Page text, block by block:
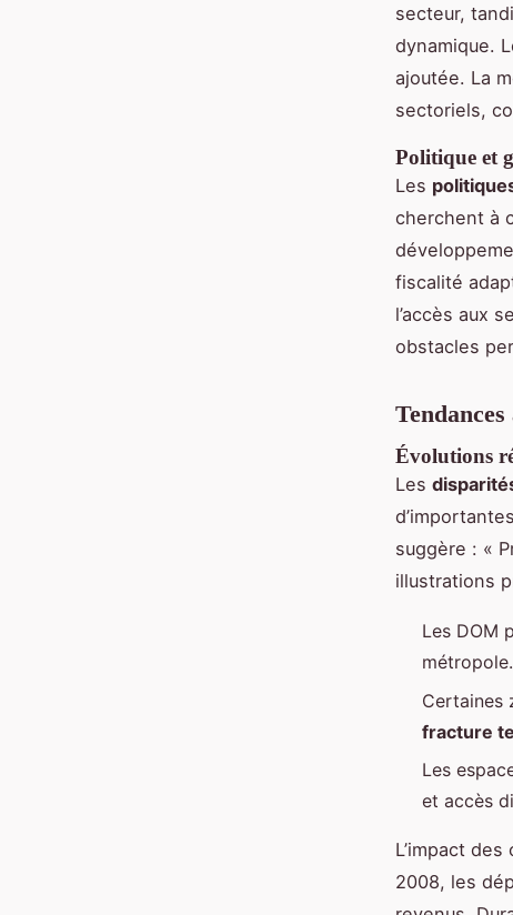
secteur,
dynamique.
ajoutée. La
sectoriels,
Politique et
Les
cherchent à
fiscalité
l’accès aux
obstacles
Évolutions
Les
suggère : «
illustrations
Les DOM
métropole.
Certaines
fracture
Les
et accès
L’impact
2008, les